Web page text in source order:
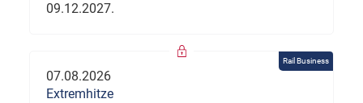
09.12.2027.
Rail Business
07.08.2026
Extremhitze